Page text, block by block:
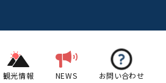
観光情報 NEWS お問い合わせ